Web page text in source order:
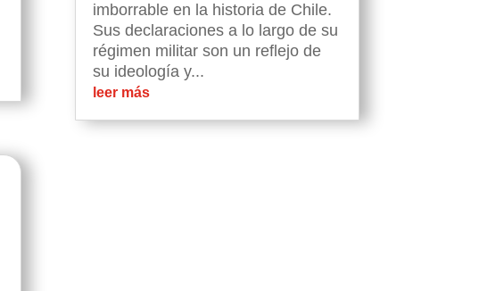
imborrable en la historia de Chile.
Sus declaraciones a lo largo de su
régimen militar son un reflejo de
su ideología y...
leer más